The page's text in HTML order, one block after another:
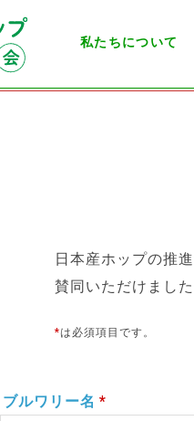
私たちについて
日本産ホップの推
賛同いただけまし
*は必須項目です。
ブルワリー名 *